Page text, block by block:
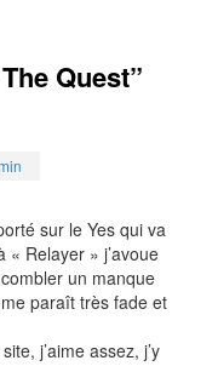
Quest”
sur le Yes qui va
« Relayer » j’avoue
un manque
paraît très fade et
j’aime assez, j’y